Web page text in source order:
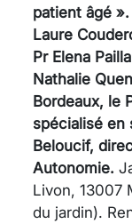
patient âgé
Laure
Pr Elena
Nathalie
Bordeaux, le
spécialisé en
Beloucif,
Autonomie.
Livon, 13007
du jardin).